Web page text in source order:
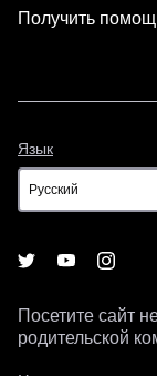
Получить
Язык
Посетите сайт
родительской